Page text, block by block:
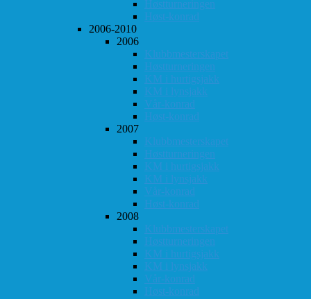
Høstturneringen
Høst-konrad
2006-2010
2006
Klubbmesterskapet
Høstturneringen
KM i hurtigsjakk
KM i lynsjakk
Vår-konrad
Høst-konrad
2007
Klubbmesterskapet
Høstturneringen
KM i hurtigsjakk
KM i lynsjakk
Vår-konrad
Høst-konrad
2008
Klubbmesterskapet
Høstturneringen
KM i hurtigsjakk
KM i lynsjakk
Vår-konrad
Høst-konrad